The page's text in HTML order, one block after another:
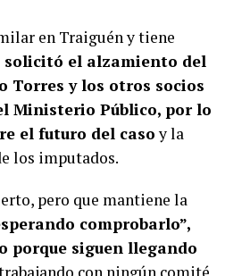
en Traiguén y tiene
solicitó el alzamiento del
Torres y los otros socios
Ministerio Público, por lo
el futuro del casoy la
los imputados.
pero que mantiene la
comprobarlo”,
porque siguen llegando